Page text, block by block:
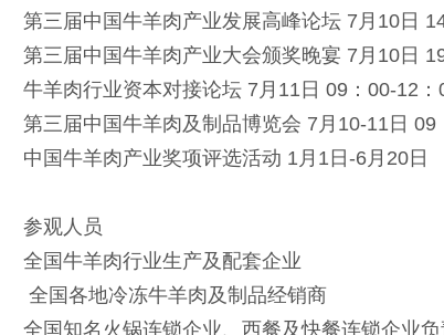
第三届中国牛羊肉产业发展高峰论坛 7月10日
第三届中国牛羊肉产业大会颁奖晚宴 7月10日
牛羊肉行业资本对接论坛 7月11日 09：00-12：
第三届中国牛羊肉及制品博览会 7月10-11日 09
中国牛羊肉产业奖项评选活动 1月1日-6月20日
参观人员
全国牛羊肉行业生产及配套企业
全国各地冷冻牛羊肉及制品经销商
全国知名火锅连锁企业、西餐及快餐连锁企业负